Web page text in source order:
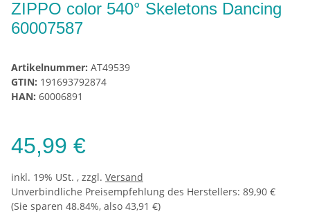
ZIPPO color 540° Skeletons Dancing
60007587
Artikelnummer: AT49539
GTIN: 191693792874
HAN: 60006891
45,99 €
inkl. 19% USt. , zzgl. Versand
Unverbindliche Preisempfehlung des Herstellers: 89,90 €
(Sie sparen 48.84%, also 43,91 €)